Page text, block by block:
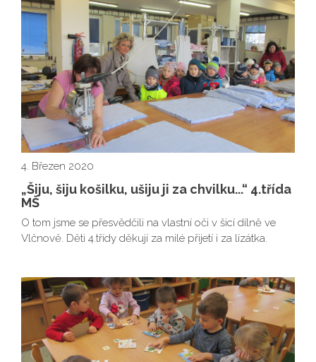
4. Březen 2020
„Šiju, šiju košilku, ušiju ji za chvilku...“ 4.třída
MŠ
O tom jsme se přesvědčili na vlastní oči v šicí dílně ve
Vlčnově. Děti 4.třídy děkují za milé přijetí i za lízátka.